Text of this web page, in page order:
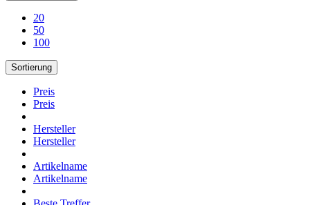
20
50
100
Sortierung
Preis
Preis
Hersteller
Hersteller
Artikelname
Artikelname